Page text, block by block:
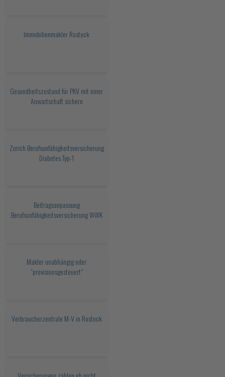
Immobilienmakler Rostock
Gesundheitszustand für PKV mit einer
Anwartschaft sichern
Zurich Berufsunfähigkeitsversicherung
Diabetes Typ-1
Beitragsanpassung
Berufsunfähigkeitsversicherung WWK
Makler unabhängig oder
"provisionsgesteuert"
Verbraucherzentrale M-V in Rostock